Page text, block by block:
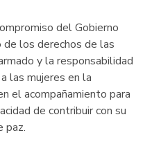
del Gobierno
de los derechos de las
y la responsabilidad
las mujeres en la
el acompañamiento para
de contribuir con su
paz.